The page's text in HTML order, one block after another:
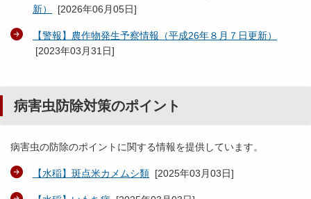
新）
[2026年06月05日]
【警報】農作物発生予察情報（平成26年８月７日更新）
[2023年03月31日]
病害虫防除対策のポイント
病害虫の防除のポイントに関する情報を提供しています。
【水稲】斑点米カメムシ類 [2025年03月03日]